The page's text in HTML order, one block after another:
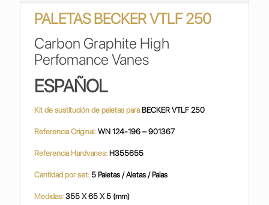
PALETASBECKER VTLF 250
Carbon Graphite High
Perfomance Vanes
ESPAÑOL
Kit de sustitución de paletas paraBECKER VTLF 250
Referencia Original:WN 124-196 – 901367
Referencia Hardvanes:H355655
Cantidad por set: 5 Paletas / Aletas / Palas
Medidas:355 X 65 X 5 (mm)